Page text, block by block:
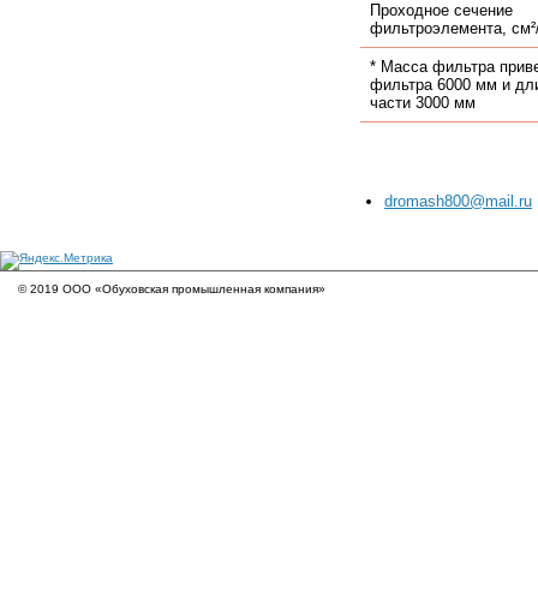
Проходное сечение
фильтроэлемента,
* Масса фильтра
фильтра 6000 мм и
части 3000 мм
dromash800@mail.ru
© 2019 ООО «Обуховская промышленная компания»